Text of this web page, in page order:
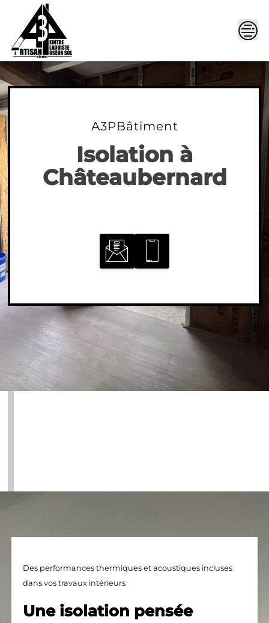
A3PBâtiment
Isolation à
Châteaubernard
Des performances thermiques et acoustiques incluses
dans vos travaux intérieurs
Une isolation pensée